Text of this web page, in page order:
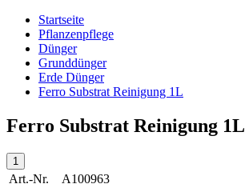
Startseite
Pflanzenpflege
Dünger
Grunddünger
Erde Dünger
Ferro Substrat Reinigung 1L
Ferro Substrat Reinigung 1L
Art.-Nr.
A100963